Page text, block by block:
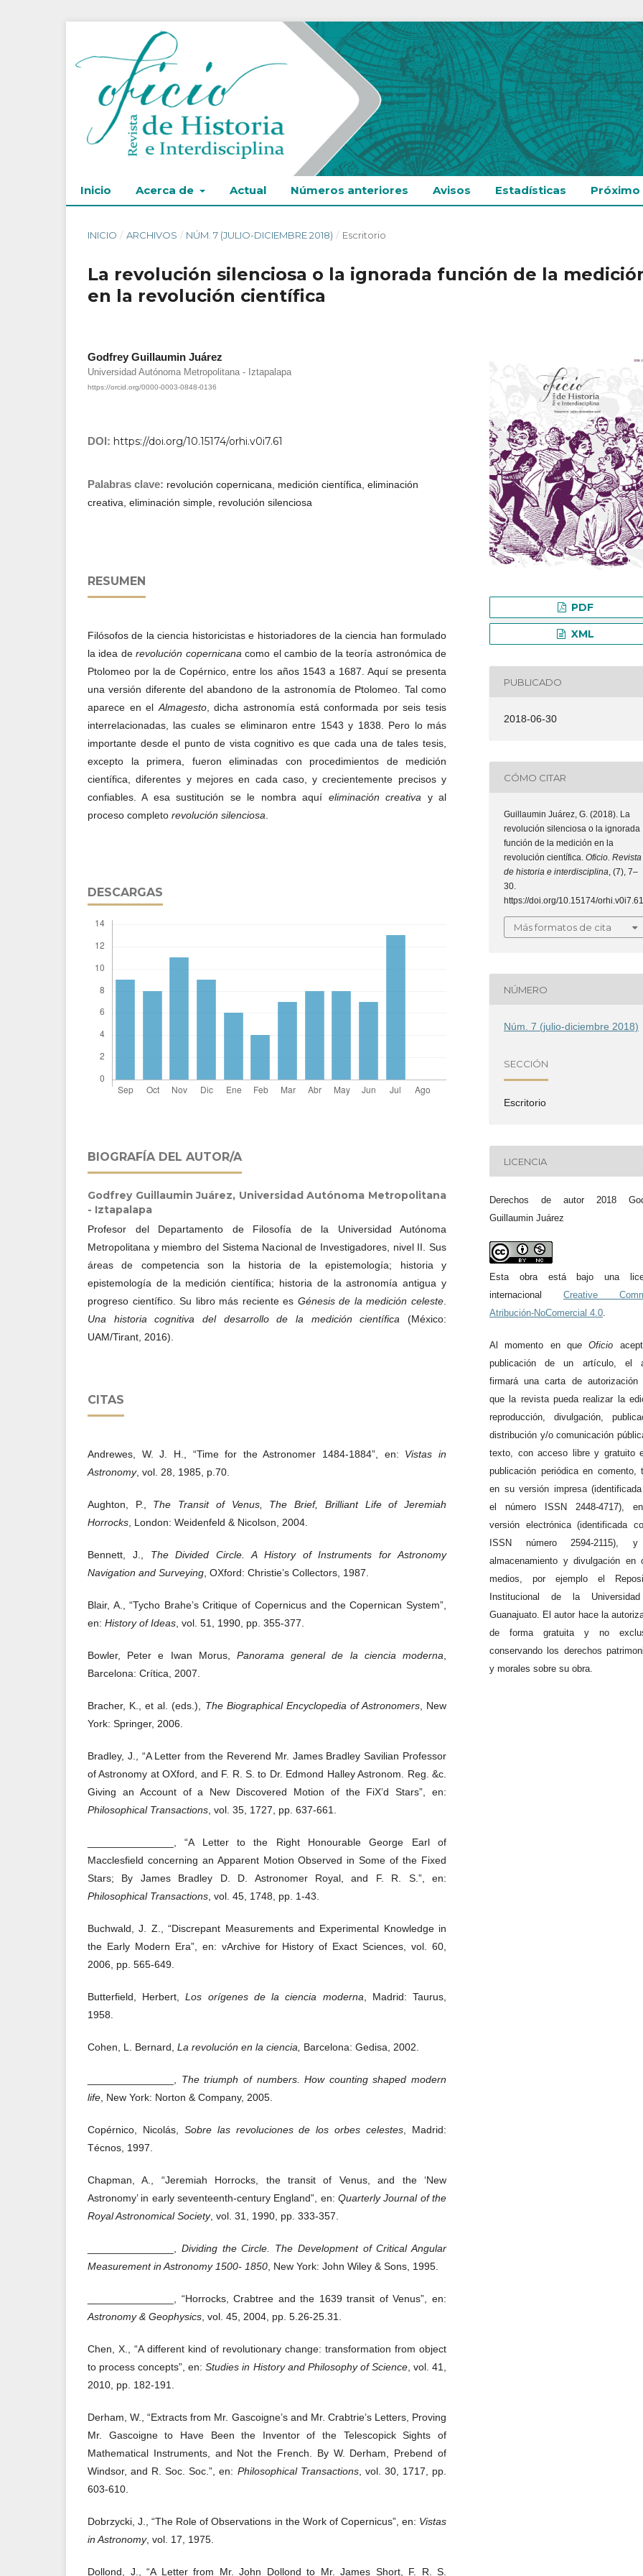
Inicio Acerca de Actual Números anteriores Avisos Estadísticas Próximo
INICIO / ARCHIVOS / NÚM. 7 (JULIO-DICIEMBRE 2018) / Escritorio
La revolución silenciosa o la ignorada función de la
en la revolución científica
Godfrey Guillaumin Juárez
Universidad Autónoma Metropolitana - Iztapalapa
https://orcid.org/0000-0003-0848-0136
DOI: https://doi.org/10.15174/orhi.v0i7.61
Palabras clave: revolución copernicana, medición científica, eliminación
creativa, eliminación simple, revolución silenciosa
RESUMEN
Filósofos de la ciencia historicistas e historiadores de la ciencia han formulado
la idea derevolución copernicana como el cambio de la teoría astronómica de
Ptolomeo por la de Copérnico, entre los años 1543 a 1687. Aquí se presenta
una versión diferente del abandono de la astronomía de Ptolomeo. Tal como
aparece en el Almagesto, dicha astronomía está conformada por seis tesis
interrelacionadas, las cuales se eliminaron entre 1543 y 1838. Pero lo más
importante desde el punto de vista cognitivo es que cada una de tales tesis,
excepto la primera, fueron eliminadas con procedimientos de medición
científica, diferentes y mejores en cada caso, y crecientemente precisos y
confiables. A esa sustitución se le nombra aquí eliminación creativa y al
proceso completo revolución silenciosa
DESCARGAS
BIOGRAFÍA DEL AUTOR/A
Godfrey Guillaumin Juárez, Universidad Autónoma Metropolitana
- Iztapalapa
Profesor del Departamento de Filosofía de la Universidad Autónoma
Metropolitana y miembro del Sistema Nacional de Investigadores, nivel II. Sus
áreas de competencia son la historia de la epistemología; historia y
epistemología de la medición científica; historia de la astronomía antigua y
progreso científico. Su libro más reciente es Génesis de la medición celeste
Una
historia cognitiva del desarrollo de la medición científica(México:
UAM/Tirant, 2016).
CITAS
Andrewes, W. J. H., “Time for the Astronomer 1484-1884”, en: Vistas in
Astronomy, vol. 28, 1985, p.70.
Aughton, P., The Transit of Venus, The Brief, Brilliant Life of Jeremiah
Horrocks , London: Weidenfeld & Nicolson, 2004.
Bennett, J., The Divided Circle. A History of Instruments for Astronomy
Navigation and Surveying , OXford: Christie’s Collectors, 1987.
Blair, A., “Tycho Brahe’s Critique of Copernicus and the Copernican System”,
en: History of Ideas , vol. 51, 1990, pp. 355-377.
Bowler, Peter e Iwan Morus, Panorama general de la ciencia moderna
Barcelona: Crítica, 2007.
Bracher, K., et al. (eds.), The Biographical Encyclopedia of Astronomers, New
York: Springer, 2006.
Bradley, J., “A Letter from the Reverend Mr. James Bradley Savilian Professor
of Astronomy at OXford, and F. R. S. to Dr. Edmond Halley Astronom. Reg. &c.
Giving an Account of a New Discovered Motion of the FiX’d Stars”, en:
Philosophical Transactions , vol. 35, 1727, pp. 637-661.
_______________, “A Letter to the Right Honourable George Earl of
Macclesfield concerning an Apparent Motion Observed in Some of the Fixed
Stars; By James Bradley D. D. Astronomer Royal, and F. R. S.”, en:
Philosophical Transactions , vol. 45, 1748, pp. 1-43.
Buchwald, J. Z., “Discrepant Measurements and Experimental Knowledge in
the Early Modern Era”, en: vArchive for History of Exact Sciences, vol. 60,
2006, pp. 565-649.
Butterfield, Herbert,Los orígenes de la ciencia moderna , Madrid: Taurus,
1958.
Cohen, L. Bernard, La revolución en la ciencia, Barcelona: Gedisa, 2002.
The triumph of numbers. How counting shaped modern
life , New York: Norton & Company, 2005.
Copérnico, Nicolás, Sobre las revoluciones de los orbes celestes , Madrid:
Técnos, 1997.
Chapman, A., “Jeremiah Horrocks, the transit of Venus, and the ‘New
Astronomy’ in early seventeenth-century England”, en: Quarterly Journal of the
Royal Astronomical Society, vol. 31, 1990, pp. 333-357.
Dividing the Circle. The Development of Critical Angular
Measurement in Astronomy 1500- 1850 , New York: John Wiley & Sons, 1995.
_______________, “Horrocks, Crabtree and the 1639 transit of Venus”, en:
Astronomy & Geophysics , vol. 45, 2004, pp. 5.26-25.31.
Chen, X., “A different kind of revolutionary change: transformation from object
to process concepts”, en:Studies in History and Philosophy of Science, vol. 41,
2010, pp. 182-191.
Derham, W., “Extracts from Mr. Gascoigne’s and Mr. Crabtrie’s Letters, Proving
Mr. Gascoigne to Have Been the Inventor of the Telescopick Sights of
Mathematical Instruments, and Not the French. By W. Derham, Prebend of
Windsor, and R. Soc. Soc.”, en: Philosophical Transactions, vol. 30, 1717, pp.
603-610.
Dobrzycki, J., “The Role of Observations in the Work of Copernicus”, en: Vistas
in Astronomy, vol. 17, 1975.
Dollond, J., “A Letter from Mr. John Dollond to Mr. James Short, F. R. S.
PDF
XML
PUBLICADO
2018-06-30
CÓMO CITAR
Guillaumin Juárez, G. (2018). La
revolución silenciosa o la ignorada
función de la medición en la
revolución científica. Oficio. Revista
de historia e interdisciplina, (7), 7–
30.
https://doi.org/10.15174/orhi.v0i7.61
Más formatos de cita
NÚMERO
Núm. 7 (julio-diciembre 2018)
SECCIÓN
Escritorio
LICENCIA
Derechos de autor 2018
Guillaumin Juárez
Esta obra está bajo una
internacional Creative
Atribución-NoComercial 4.0.
Al momento en queOficio
publicación de un artículo, el
firmará una carta de autorización
que la revista pueda realizar la
reproducción, divulgación,
distribución y/o comunicación
texto, con acceso libre y gratuito
publicación periódica en comento,
en su versión impresa
el número ISSN 2448-4717),
versión electrónica (identificada
ISSN número 2594-2115),
almacenamiento y divulgación en
medios, por ejemplo el
Institucional de la
Guanajuato. El autor hace la
de forma gratuita y no
conservando los derechos
y morales sobre su obra.